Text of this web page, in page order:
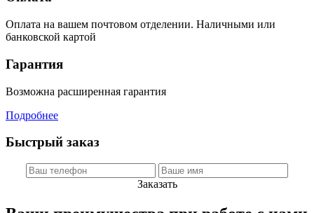
Оплата на вашем почтовом отделении. Наличными или
банковской картой
Гарантия
Возможна расширенная гарантия
Подробнее
Быстрый заказ
Заказать